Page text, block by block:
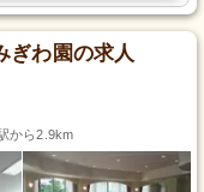
ぎわ園の求人
から2.9km